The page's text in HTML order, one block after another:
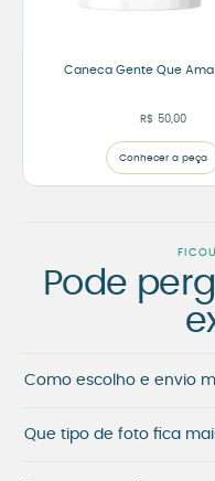
Caneca Gente Que Ama
R$ 50,00
Conhecer a peça
Pode
Como escolho e envio
Que tipo de foto fica